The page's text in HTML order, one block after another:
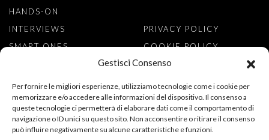
Gestisci Consenso
Per fornire le migliori esperienze, utilizziamo tecnologie come i cookie per
memorizzare e/o accedere alle informazioni del dispositivo. Il consenso a
queste tecnologie ci permetterà di elaborare dati come il comportamento di
navigazione o ID unici su questo sito. Non acconsentire o ritirare il consenso
può influire negativamente su alcune caratteristiche e funzioni.
HANDS-ON
INTERVIEWS
SMART ONES
PRIVACY POLICY
COOKIE POLICY
ISCRIVITI ALLA NEWSLETTER
ACCONSENTO AL TRATTAMENTO DEI MIEI DATI PERSONALI PER